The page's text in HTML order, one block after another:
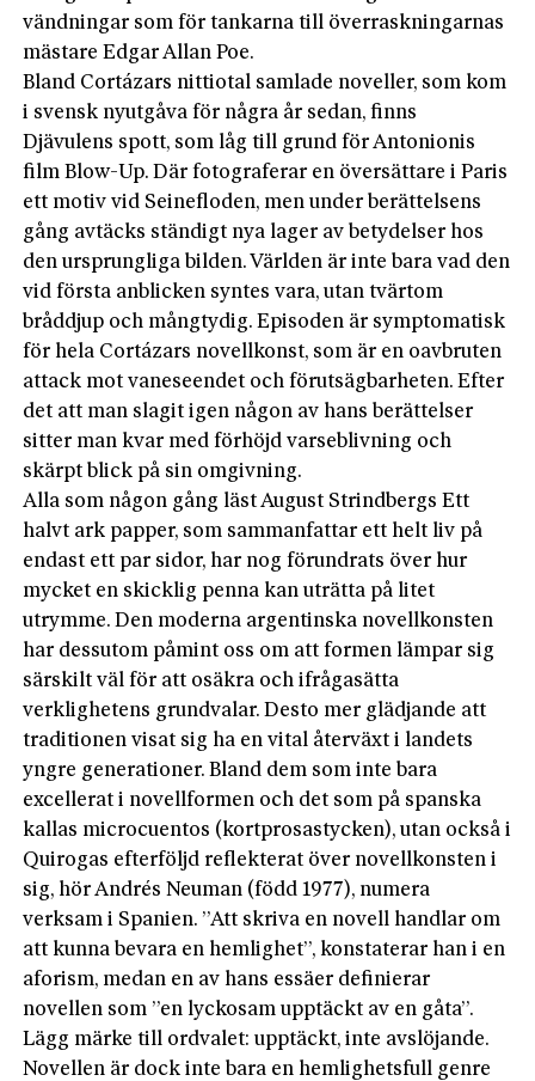
vändningar som för tankarna till överraskningarnas
mästare Edgar Allan Poe.
Bland Cortázars nittiotal samlade noveller, som kom
i svensk nyutgåva för några år sedan, finns
Djävulens spott, som låg till grund för Antonionis
film Blow-Up. Där fotograferar en översättare i Paris
ett motiv vid Seinefloden, men under berättelsens
gång avtäcks ständigt nya lager av betydelser hos
den ursprungliga bilden. Världen är inte bara vad den
vid första anblicken syntes vara, utan tvärtom
bråddjup och mångtydig. Episoden är symptomatisk
för hela Cortázars novellkonst, som är en oavbruten
attack mot vaneseendet och förutsägbarheten. Efter
det att man slagit igen någon av hans berättelser
sitter man kvar med förhöjd varseblivning och
skärpt blick på sin omgivning.
Alla som någon gång läst August Strindbergs Ett
halvt ark papper, som sammanfattar ett helt liv på
endast ett par sidor, har nog förundrats över hur
mycket en skicklig penna kan uträtta på litet
utrymme. Den moderna argentinska novellkonsten
har dessutom påmint oss om att formen lämpar sig
särskilt väl för att osäkra och ifrågasätta
verklighetens grundvalar. Desto mer glädjande att
traditionen visat sig ha en vital återväxt i landets
yngre generationer. Bland dem som inte bara
excellerat i novellformen och det som på spanska
kallas microcuentos (kortprosastycken), utan också i
Quirogas efterföljd reflekterat över novellkonsten i
sig, hör Andrés Neuman (född 1977), numera
verksam i Spanien. ”Att skriva en novell handlar om
att kunna bevara en hemlighet”, konstaterar han i en
aforism, medan en av hans essäer definierar
novellen som ”en lyckosam upptäckt av en gåta”.
Lägg märke till ordvalet: upptäckt, inte avslöjande.
Novellen är dock inte bara en hemlighetsfull genre